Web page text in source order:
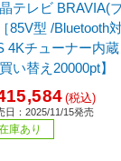
テレビ BRAVIA(
85V型 /Bluetooth
4Kチューナー内蔵
買い替え20000pt】
(税込)
日：2025/11/15発売
庫あり